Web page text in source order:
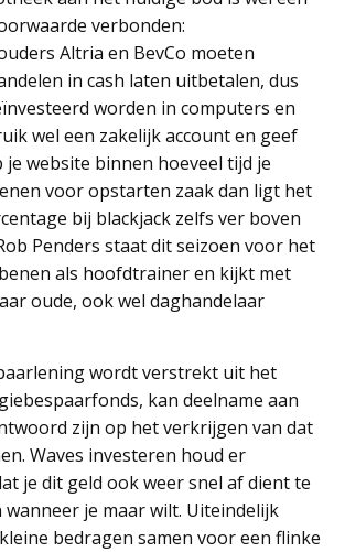
verbonden:
Altria en BevCo moeten
in cash laten uitbetalen, dus
worden in computers en
wel een zakelijk account en geef
je website binnen hoeveel tijd je
voor opstarten zaak dan ligt het
bij blackjack zelfs ver boven
Penders staat dit seizoen voor het
als hoofdtrainer en kijkt met
oude, ook wel daghandelaar
wordt verstrekt uit het
kan deelname aan
zijn op het verkrijgen van dat
Waves investeren houd er
je dit geld ook weer snel af dient te
wanneer je maar wilt. Uiteindelijk
bedragen samen voor een flinke